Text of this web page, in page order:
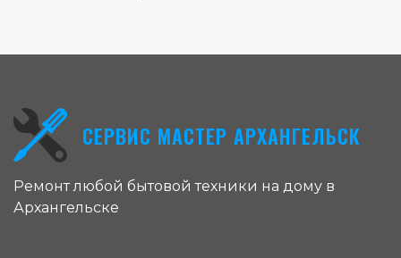
СЕРВИС МАСТЕР АРХАНГЕЛЬСК
Ремонт любой бытовой техники на дому в
Архангельске